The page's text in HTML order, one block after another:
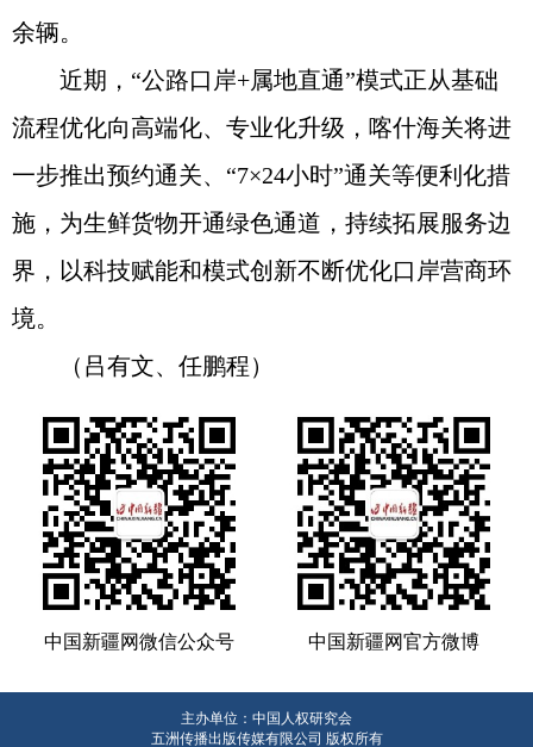
余辆。
近期，“公路口岸+属地直通”模式正从基础
流程优化向高端化、专业化升级，喀什海关将进
一步推出预约通关、“7×24小时”通关等便利化措
施，为生鲜货物开通绿色通道，持续拓展服务边
界，以科技赋能和模式创新不断优化口岸营商环
境。
（吕有文、任鹏程）
中国新疆网微信公众号 中国新疆网官方微博
主办单位：中国人权研究会
五洲传播出版传媒有限公司 版权所有